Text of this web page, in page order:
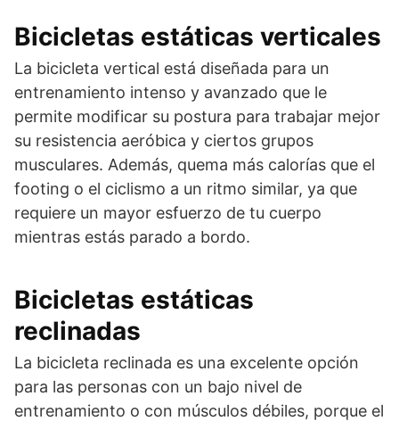
Bicicletas estáticas verticales
La bicicleta vertical está diseñada para un
entrenamiento intenso y avanzado que le
permite modificar su postura para trabajar mejor
su resistencia aeróbica y ciertos grupos
musculares. Además, quema más calorías que el
footing o el ciclismo a un ritmo similar, ya que
requiere un mayor esfuerzo de tu cuerpo
mientras estás parado a bordo.
Bicicletas estáticas
reclinadas
La bicicleta reclinada es una excelente opción
para las personas con un bajo nivel de
entrenamiento o con músculos débiles, porque el